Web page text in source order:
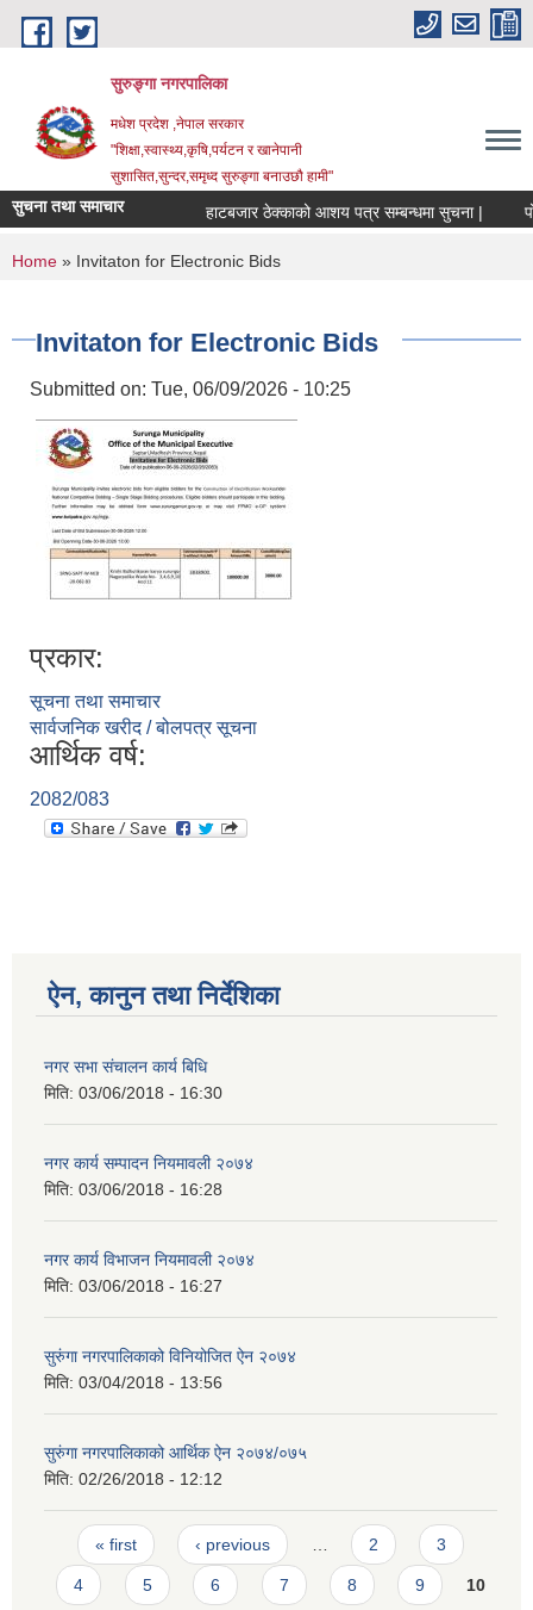
Skip to main content
सुरुङ्‍गा नगरपालिका
मधेश प्रदेश ,नेपाल सरकार
"शिक्षा,स्वास्थ्य,कृषि,पर्यटन र खानेपानी
सुशासित,सुन्दर,समृध्द सुरुङ्गा बनाउछौ हामी"
सुचना तथा समाचार हाटबजार ठेक्काको आशय पत्र सम्बन्धमा सुचना |
You are here
Home » Invitaton for Electronic Bids
Invitaton for Electronic Bids
Submitted on: Tue, 06/09/2026 - 10:25
प्रकार:
सूचना तथा समाचार
सार्वजनिक खरीद / बोलपत्र सूचना
आर्थिक वर्ष:
2082/083
ऐन, कानुन तथा निर्देशिका
नगर सभा संचालन कार्य बिधि
मिति: 03/06/2018 - 16:30
नगर कार्य सम्पादन नियमावली २०७४
मिति: 03/06/2018 - 16:28
नगर कार्य विभाजन नियमावली २०७४
मिति: 03/06/2018 - 16:27
सुरुंगा नगरपालिकाको विनियोजित ऐन २०७४
मिति: 03/04/2018 - 13:56
सुरुंगा नगरपालिकाको आर्थिक ऐन २०७४/०७५
मिति: 02/26/2018 - 12:12
Pages
« first ‹ previous 2 3
4 5 6 7 8 9 10